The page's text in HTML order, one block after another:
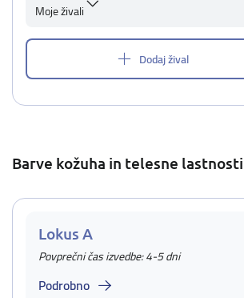
Moje živali
Dodaj žival
Barve kožuha in telesne lastnosti
Lokus A
Povprečni čas izvedbe: 4-5 dni
Podrobno